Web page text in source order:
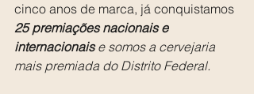
cinco anos de marca, já conquistamos
25 premiações nacionais e
internacionais e somos a cervejaria
mais premiada do Distrito Federal.